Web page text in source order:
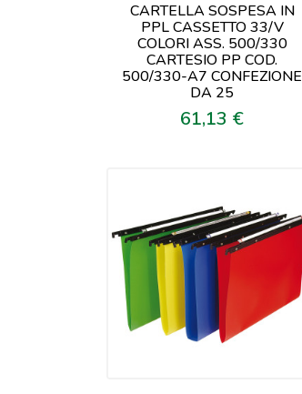
CARTELLA SOSPESA IN
PPL CASSETTO 33/V
COLORI ASS. 500/330
CARTESIO PP COD.
500/330-A7 CONFEZIONE
DA 25
Prezzo
61,13 €